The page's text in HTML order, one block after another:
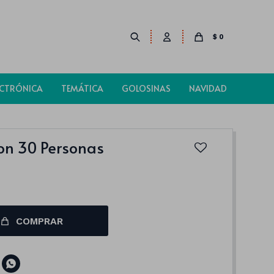
TEMÁTICA GOLOSINAS NAVIDAD
$ 0
30 Personas
COMPRAR
